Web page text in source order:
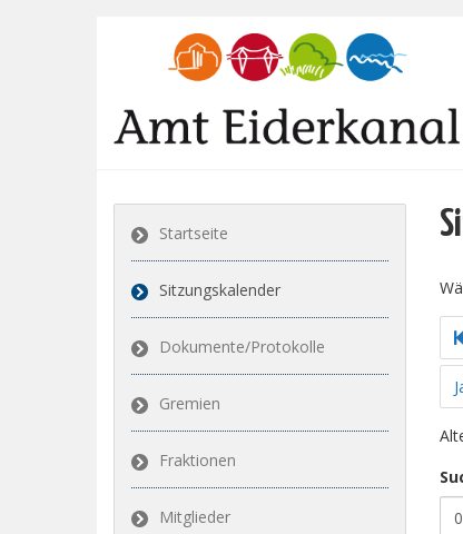
Startseite
Sitzungskalender
Dokumente/Protokolle
Gremien
Fraktionen
Mitglieder